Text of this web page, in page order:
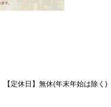
【定休日】 無休(年末年始は除く)